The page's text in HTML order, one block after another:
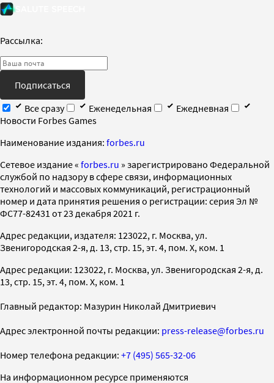
Рассылка:
Подписаться
Все сразу
Еженедельная
Ежедневная
Новости Forbes Games
Наименование издания: forbes.ru
Cетевое издание « forbes.ru » зарегистрировано Федеральной
службой по надзору в сфере связи, информационных
технологий и массовых коммуникаций, регистрационный
номер и дата принятия решения о регистрации: серия Эл №
ФС77-82431 от 23 декабря 2021 г.
Адрес редакции, издателя: 123022, г. Москва, ул.
Звенигородская 2-я, д. 13, стр. 15, эт. 4, пом. X, ком. 1
Адрес редакции: 123022, г. Москва, ул. Звенигородская 2-я, д.
13, стр. 15, эт. 4, пом. X, ком. 1
Главный редактор: Мазурин Николай Дмитриевич
Адрес электронной почты редакции: press-release@forbes.ru
Номер телефона редакции: +7 (495) 565-32-06
На информационном ресурсе применяются